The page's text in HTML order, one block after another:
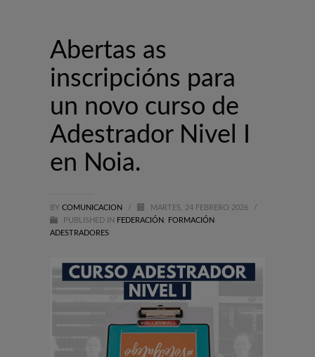
Abertas as
inscripcións para
un novo curso de
Adestrador Nivel I
en Noia.
BY COMUNICACION / MARTES, 24 FEBRERO 2026
/
PUBLISHED IN
FEDERACIÓN
FORMACIÓN
ADESTRADORES